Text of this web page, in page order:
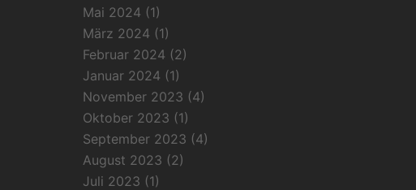
Mai 2024 (1)
März 2024 (1)
Februar 2024 (2)
Januar 2024 (1)
November 2023 (4)
Oktober 2023 (1)
September 2023 (4)
August 2023 (2)
Juli 2023 (1)